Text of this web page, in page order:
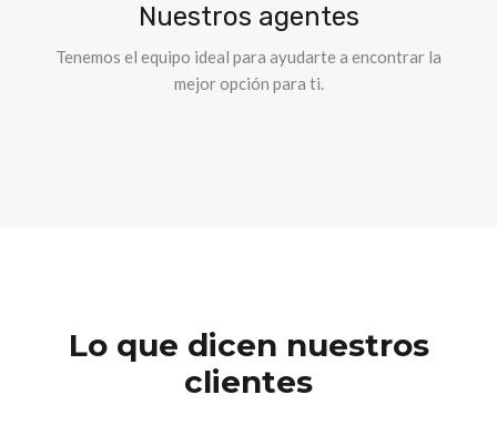
Nuestros agentes
Tenemos el equipo ideal para ayudarte a encontrar la
mejor opción para ti.
Lo que dicen nuestros
clientes